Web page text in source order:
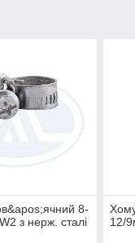
8-
з нерж. сталі
12/